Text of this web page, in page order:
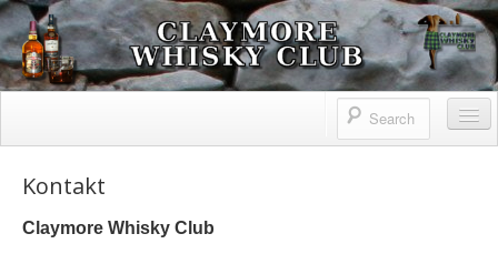
Claymore Whisky Club
Kontakt
Claymore Whisky Club